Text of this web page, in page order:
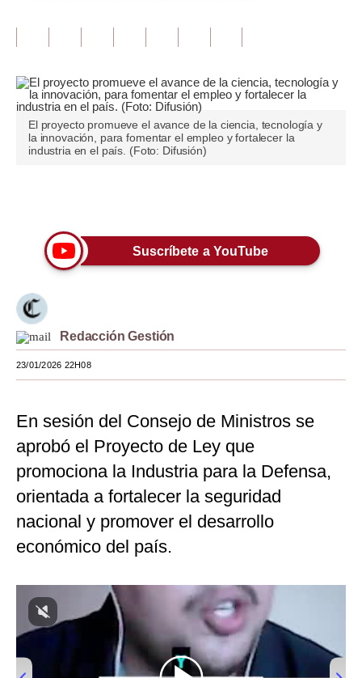
Opinión
Editorial
Pregunta de hoy
Blogs
Viajes
Estilos
Mundo
España
Internacional
Tecnología
G de Gestión
Notas Contratadas
Podcast
El proyecto promueve el avance de la ciencia, tecnología y
la innovación, para fomentar el empleo y fortalecer la
industria en el país. (Foto: Difusión)
Suscríbete a YouTube
Redacción Gestión
23/01/2026 22H08
En sesión del Consejo de Ministros se
aprobó el Proyecto de Ley que
promociona la Industria para la Defensa,
orientada a fortalecer la seguridad
nacional y promover el desarrollo
económico del país.